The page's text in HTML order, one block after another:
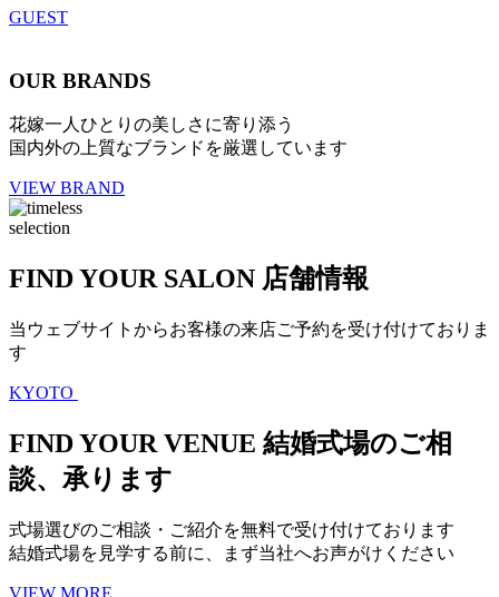
GUEST
OUR BRANDS
花嫁一人ひとりの美しさに寄り添う
国内外の上質なブランドを厳選しています
VIEW BRAND
selection
FIND YOUR SALON 店舗情報
当ウェブサイトからお客様の来店ご予約を受け付けておりま
す
KYOTO
FIND YOUR VENUE 結婚式場のご相
談、承ります
式場選びのご相談・ご紹介を無料で受け付けております
結婚式場を見学する前に、まず当社へお声がけください
VIEW MORE